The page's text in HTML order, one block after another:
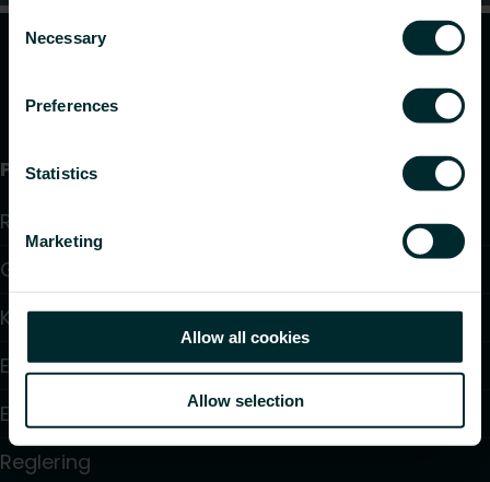
Consent
Selection
Necessary
Preferences
Statistics
Marketing
Allow all cookies
Allow selection
Produkter
Radiatorer
Golvvärme och golvkylning
Konvektorer och fläktkonvektorer
Elektrisk uppvärmning
Elektronisk styrning
Reglering